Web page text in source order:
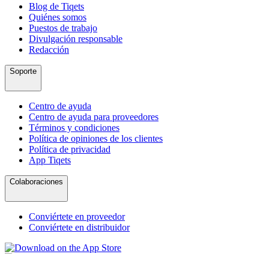
Blog de Tiqets
Quiénes somos
Puestos de trabajo
Divulgación responsable
Redacción
Soporte
Centro de ayuda
Centro de ayuda para proveedores
Términos y condiciones
Política de opiniones de los clientes
Política de privacidad
App Tiqets
Colaboraciones
Conviértete en proveedor
Conviértete en distribuidor